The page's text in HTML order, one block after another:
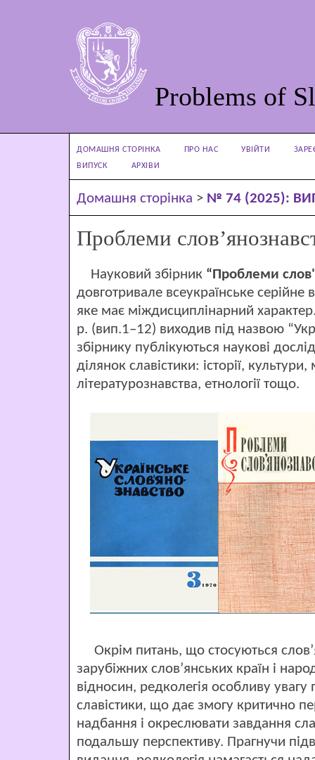
Problems of
ДОМАШНЯ СТОРІНКА ПРО НАС УВІЙТИ
ВИПУСК
АРХІВИ
Домашня сторінка > № 74 (2025):
Проблеми
Науковий збірник “Проблеми
довготривале всеукраїнське серійне
яке має міждисциплінарний
р. (вип.1–12) виходив під назвою
збірнику публікуються наукові
ділянок славістики: історії,
літературознавства, етнології тощо.
Окрім питань, що стосуються
зарубіжних слов’янських країн і
відносин, редколегія особливу увагу
славістики, що дає змогу критично
надбання і окреслювати завдання
подальшу перспективу. Прагнучи